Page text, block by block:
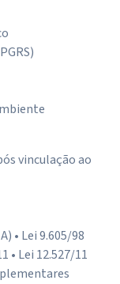
vinculação ao
• Lei 9.605/98
• Lei 12.527/11